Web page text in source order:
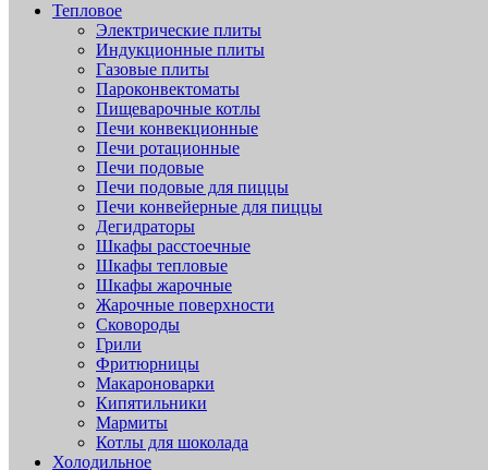
Тепловое
Электрические плиты
Индукционные плиты
Газовые плиты
Пароконвектоматы
Пищеварочные котлы
Печи конвекционные
Печи ротационные
Печи подовые
Печи подовые для пиццы
Печи конвейерные для пиццы
Дегидраторы
Шкафы расстоечные
Шкафы тепловые
Шкафы жарочные
Жарочные поверхности
Сковороды
Грили
Фритюрницы
Макароноварки
Кипятильники
Мармиты
Котлы для шоколада
Холодильное